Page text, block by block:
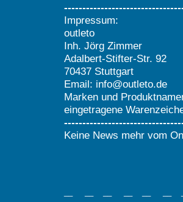
Impressum:
outleto
Inh. Jörg Zimmer
Adalbert-Stifter-Str. 92
70437 Stuttgart
Email: info@outleto.de
Marken und
eingetragene
Keine News mehr vom